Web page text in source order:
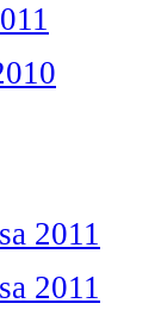
2011
2011